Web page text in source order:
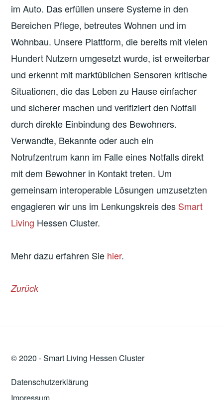
im Auto. Das erfüllen unsere Systeme in den
Bereichen Pflege, betreutes Wohnen und im
Wohnbau. Unsere Plattform, die bereits mit vielen
Hundert Nutzern umgesetzt wurde, ist erweiterbar
und erkennt mit marktüblichen Sensoren kritische
Situationen, die das Leben zu Hause einfacher
und sicherer machen und verifiziert den Notfall
durch direkte Einbindung des Bewohners.
Verwandte, Bekannte oder auch ein
Notrufzentrum kann im Falle eines Notfalls direkt
mit dem Bewohner in Kontakt treten. Um
gemeinsam interoperable Lösungen umzusetzten
engagieren wir uns im Lenkungskreis des Smart
Living Hessen Cluster.
Mehr dazu erfahren Sie hier.
Zurück
© 2020 -Smart Living Hessen Cluster
Datenschutzerklärung
Impressum